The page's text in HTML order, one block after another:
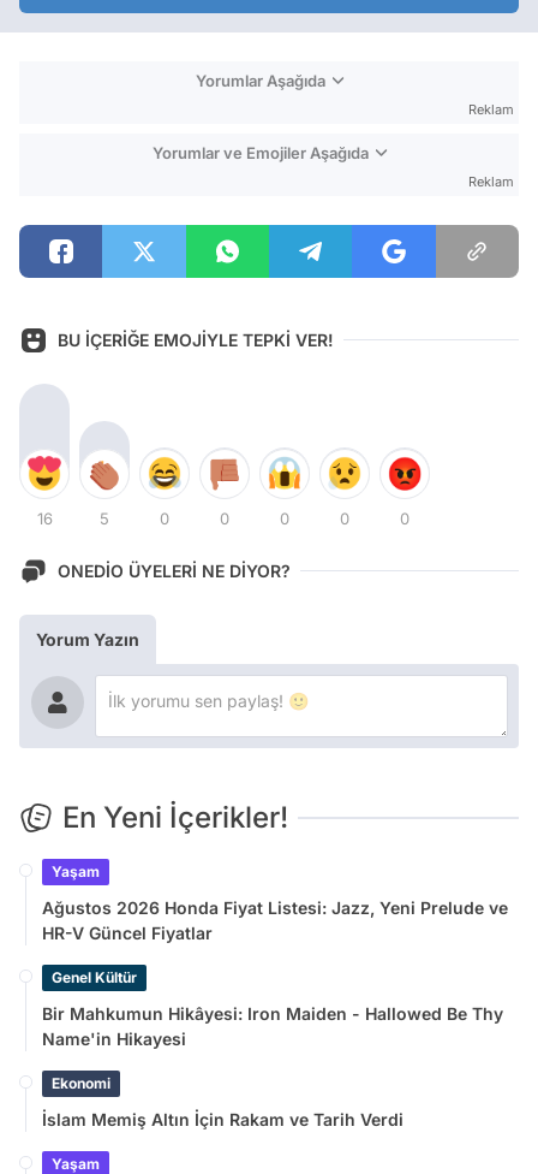
Yorumlar Aşağıda
Reklam
Yorumlar ve Emojiler Aşağıda
Reklam
BU İÇERİĞE EMOJİYLE TEPKİ VER!
16 5 0 0 0 0 0
ONEDİO ÜYELERİ NE DİYOR?
Yorum Yazın
En Yeni İçerikler!
Yaşam
Ağustos 2026 Honda Fiyat Listesi: Jazz, Yeni Prelude ve
HR-V Güncel Fiyatlar
Genel Kültür
Bir Mahkumun Hikâyesi: Iron Maiden - Hallowed Be Thy
Name'in Hikayesi
Ekonomi
İslam Memiş Altın İçin Rakam ve Tarih Verdi
Yaşam